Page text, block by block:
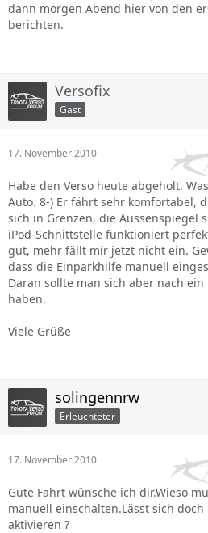
dann morgen Abend hier von den
berichten.
Versofix
Gast
17. November 2010
Habe den Verso heute abgeholt.
Auto. 8-) Er fährt sehr komfortabel,
sich in Grenzen, die Aussenspiegel
iPod-Schnittstelle funktioniert
gut, mehr fällt mir jetzt nicht ein.
dass die Einparkhilfe manuell
Daran sollte man sich aber nach
haben.
Viele Grüße
solingennrw
Erleuchteter
17. November 2010
Gute Fahrt wünsche ich dir.Wieso
manuell einschalten.Lässt sich
aktivieren ?